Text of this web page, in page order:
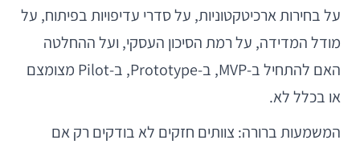
על בחירות ארכיטקטוניות, על סדרי עדיפויות בפיתוח, על
מודל המדידה, על רמת הסיכון העסקי, ועל ההחלטה
האם להתחיל ב-MVP, ב-Prototype, ב-Pilot מצומצם
או בכלל לא.
המשמעות ברורה: צוותים חזקים לא בודקים רק אם